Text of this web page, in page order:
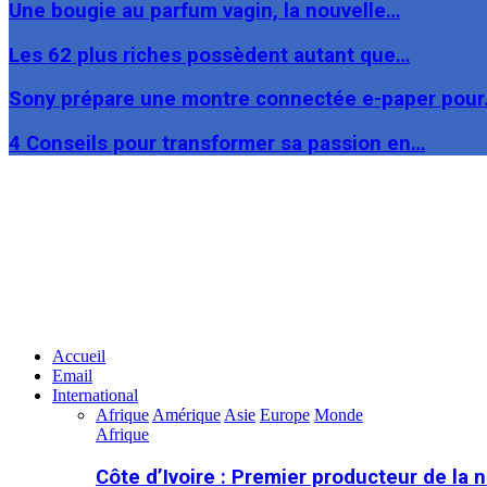
Une bougie au parfum vagin, la nouvelle…
Les 62 plus riches possèdent autant que…
Sony prépare une montre connectée e-paper
4 Conseils pour transformer sa passion en…
Accueil
Email
International
Afrique Amérique Asie Europe Monde
Afrique
Côte d’Ivoire : Premier producteur de la